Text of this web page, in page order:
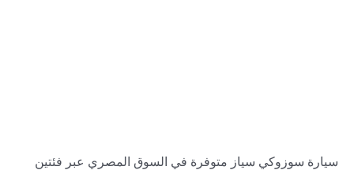
سيارة سوزوكي سياز متوفرة في السوق المصري عبر فئتين